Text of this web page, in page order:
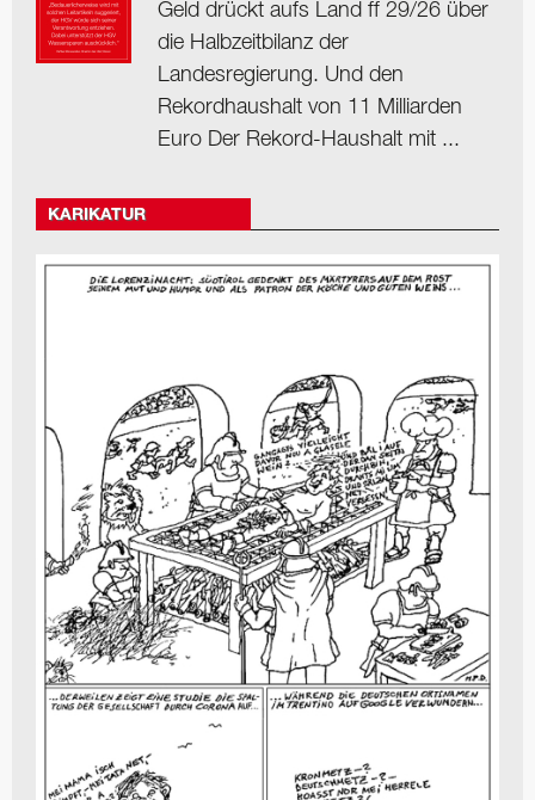
Geld drückt aufs Land ff 29/26 über
die Halbzeitbilanz der
Landesregierung. Und den
Rekordhaushalt von 11 Milliarden
Euro Der Rekord-Haushalt mit ...
KARIKATUR